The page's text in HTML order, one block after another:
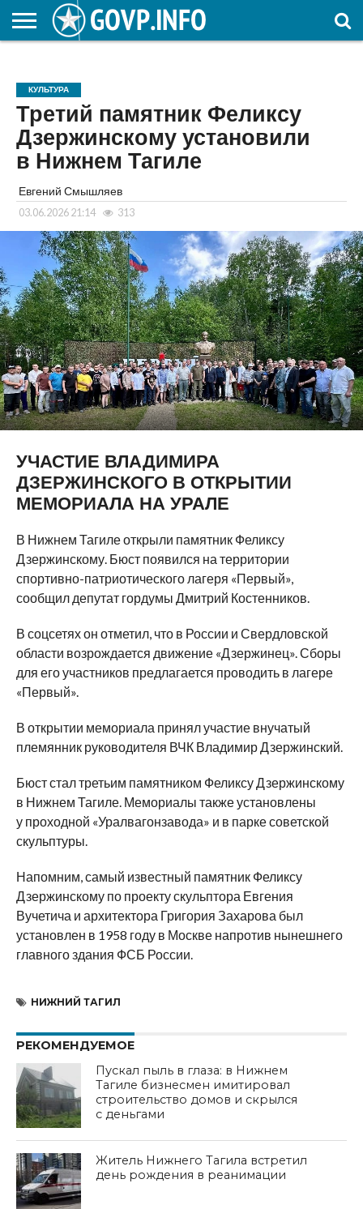
ОБРАЗОВАНИЕ
КУЛЬТУРА
Третий памятник Феликсу
Дзержинскому установили
в Нижнем Тагиле
Евгений Смышляев
03.06.2026 21:14 313
УЧАСТИЕ ВЛАДИМИРА
ДЗЕРЖИНСКОГО В ОТКРЫТИИ
МЕМОРИАЛА НА УРАЛЕ
В Нижнем Тагиле открыли памятник Феликсу
Дзержинскому. Бюст появился на территории
спортивно-патриотического лагеря «Первый»,
сообщил депутат гордумы Дмитрий Костенников.
В соцсетях он отметил, что в России и Свердловской
области возрождается движение «Дзержинец». Сборы
для его участников предлагается проводить в лагере
«Первый».
В открытии мемориала принял участие внучатый
племянник руководителя ВЧК Владимир Дзержинский.
Бюст стал третьим памятником Феликсу Дзержинскому
в Нижнем Тагиле. Мемориалы также установлены
у проходной «Уралвагонзавода» и в парке советской
скульптуры.
Напомним, самый известный памятник Феликсу
Дзержинскому по проекту скульптора Евгения
Вучетича и архитектора Григория Захарова был
установлен в 1958 году в Москве напротив нынешнего
главного здания ФСБ России.
НИЖНИЙ ТАГИЛ
РЕКОМЕНДУЕМОЕ
Пускал пыль в глаза: в Нижнем
Тагиле бизнесмен имитировал
строительство домов и скрылся
с деньгами
Житель Нижнего Тагила встретил
день рождения в реанимации